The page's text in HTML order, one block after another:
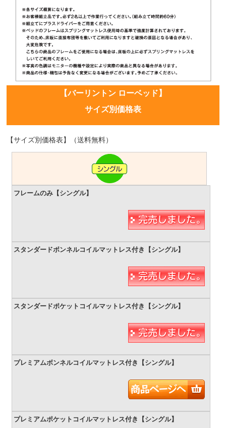
【バーリントン ローベッド】
サイズ別価格表
【サイズ別価格表】（送料無料）